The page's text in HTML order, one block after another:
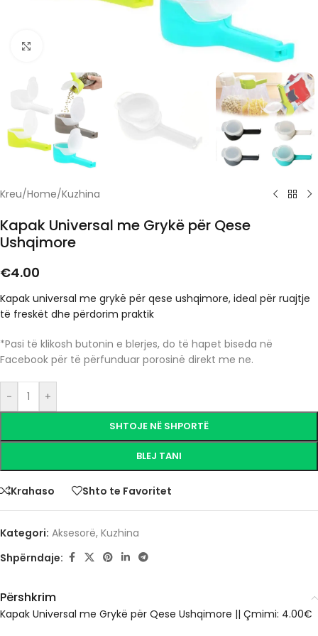
Kreu/Home/Kuzhina
Kapak Universal me Grykë për Qese
Ushqimore
€4.00
Kapak universal me grykë për qese ushqimore, ideal për ruajtje
të freskët dhe përdorim praktik
*Pasi të klikosh butonin e blerjes, do të hapet biseda në
Facebook për të përfunduar porosinë direkt me ne.
- +
SHTOJE NË SHPORTË
BLEJ TANI
Krahaso Shto te Favoritet
Kategori: Aksesorë, Kuzhina
Shpërndaje:
Përshkrim
Kapak Universal me Grykë për Qese Ushqimore || Çmimi: 4.00€